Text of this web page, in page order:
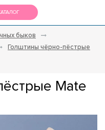
быков
Голштины чёрно-пёстрые
Mate